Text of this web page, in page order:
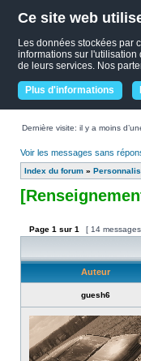
Ce site web
Les données stockées par
informations sur l'utilisation
de leurs services. Nos
Plus d'informations
Dernière visite: il y a moins
Voir les messages sans
Index du forum »
Page 1 sur 1 [ 14
Auteur
guesh6